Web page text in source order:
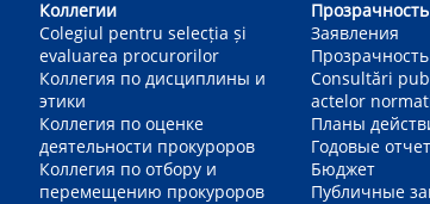
Коллегии
Colegiul pentru selecția și
evaluarea procurorilor
Коллегия по дисциплины и
этики
Коллегия по оценке
деятельности прокуроров
Коллегия по отбору и
перемещению прокуроров
Прозрачность
Заявления
Consultări
actelor
Планы
Годовые
Бюджет
Публичные